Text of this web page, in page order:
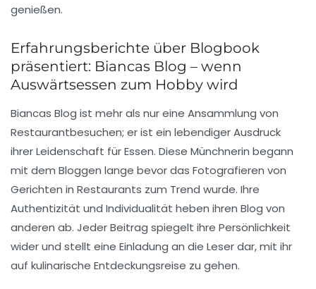
genießen.
Erfahrungsberichte über Blogbook
präsentiert: Biancas Blog – wenn
Auswärtsessen zum Hobby wird
Biancas Blog ist mehr als nur eine Ansammlung von
Restaurantbesuchen; er ist ein lebendiger Ausdruck
ihrerLeidenschaft für Essen. Diese Münchnerin begann
mit dem Bloggen lange bevor das Fotografieren von
Gerichten in Restaurants zum Trend wurde. Ihre
Authentizität und Individualität heben ihren Blog von
anderen ab. Jeder Beitrag spiegelt ihre Persönlichkeit
wider und stellt eine Einladung an die Leser dar, mit ihr
auf kulinarische Entdeckungsreise zu gehen.